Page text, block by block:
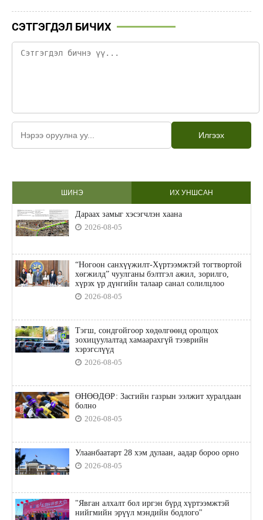
СЭТГЭГДЭЛ БИЧИХ
Илгээх
ШИНЭ ИХ УНШСАН
Дараах замыг хэсэгчлэн хаана
2026-08-05
“Ногоон санхүүжилт-Хүртээмжтэй тогтвортой
хөгжилд” чуулганы бэлтгэл ажил, зорилго,
хүрэх үр дүнгийн талаар санал солилцлоо
2026-08-05
Тэгш, сондгойгоор хөдөлгөөнд оролцох
зохицуулалтад хамаарахгүй тээврийн
хэрэгслүүд
2026-08-05
ӨНӨӨДӨР: Засгийн газрын ээлжит хуралдаан
болно
2026-08-05
Улаанбаатарт 28 хэм дулаан, аадар бороо орно
2026-08-05
"Явган алхалт бол иргэн бүрд хүртээмжтэй
нийгмийн эрүүл мэндийн бодлого"